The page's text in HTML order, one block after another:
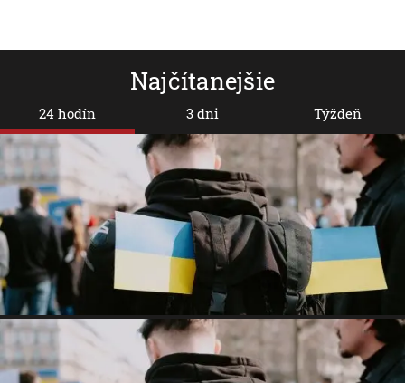
Najčítanejšie
24 hodín 3 dni Týždeň